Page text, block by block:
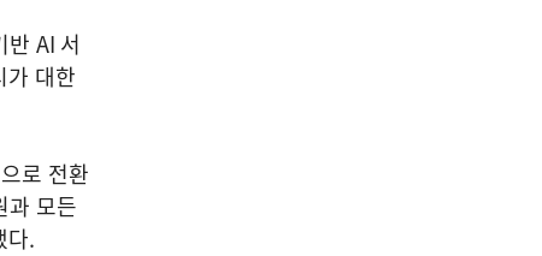
반 AI 서
가 대한
로 전환
과 모든
다.